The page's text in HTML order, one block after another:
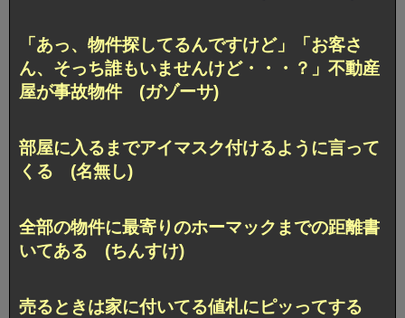
「あっ、物件探してるんですけど」「お客さ
ん、そっち誰もいませんけど・・・？」不動産
屋が事故物件 (ガゾーサ)
部屋に入るまでアイマスク付けるように言って
くる (名無し)
全部の物件に最寄りのホーマックまでの距離書
いてある (ちんすけ)
売るときは家に付いてる値札にピッってする